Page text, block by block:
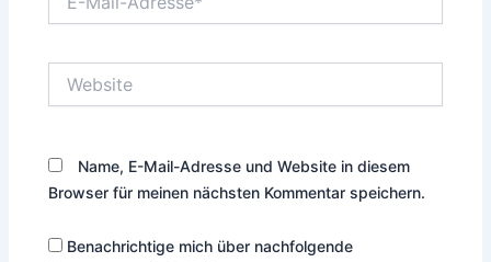
Mail-
Name, E-Mail-Adresse und Website in diesem
Browser für meinen nächsten Kommentar speichern.
Benachrichtige mich über nachfolgende